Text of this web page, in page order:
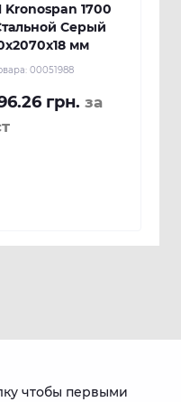
1700
Серый
мм
00051988
грн. за
чтобы первыми